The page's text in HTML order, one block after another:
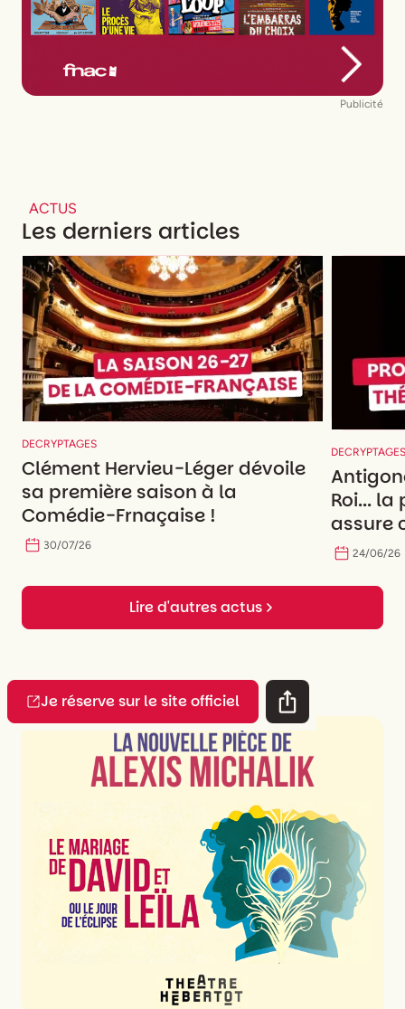
Publicité
ACTUS
Les derniers articles
DECRYPTAGES
Clément Hervieu-Léger dévoile
sa première saison à la
Comédie-Frnaçaise !
30/07/26
Roi...
assure
24/06/26
Lire d'autres actus
Je réserve sur le site officiel